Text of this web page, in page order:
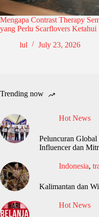
Mengapa Contrast Therapy
yang Perlu Scarflovers Ketahui
lul
July 23, 2026
Trending now
Hot News
Peluncuran
Influencer dan
Indonesia,
Kalimantan dan
Hot News